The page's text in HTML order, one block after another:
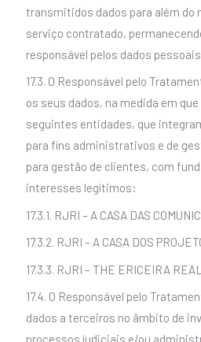
transmitidos dados para além do
serviço contratado,
responsável pelos dados
17.3. O Responsável pelo
os seus dados, na medida em
seguintes entidades, que
para fins administrativos e de
para gestão de clientes, com
interesses legítimos:
17.3.1. RJRI – A CASA DAS
17.3.2. RJRI – A CASA DOS
17.3.3. RJRI – THE ERICEIRA
17.4. O Responsável pelo
dados a terceiros no âmbito de
processos judiciais e/ou